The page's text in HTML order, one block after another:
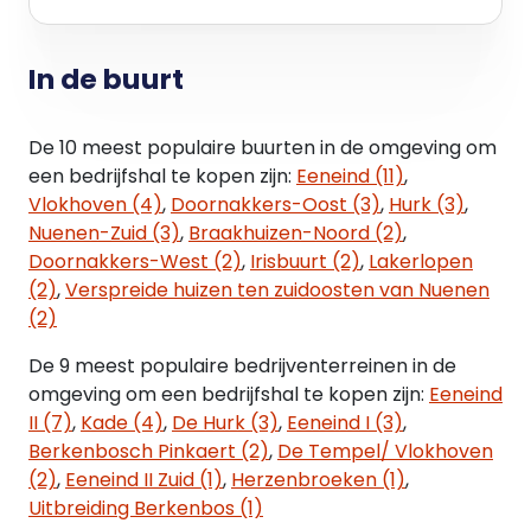
BEDRIJFSRUIMTE
Eerste verdieping (kantoor) 120 m2
Totaal 3.226 m2
PARKEERGELEGENHEID
13 stuks op eigen terrein + buitenterrein
UITBREIDINGSMOGELIJKHEDEN
Ja, doch beperkt
DUURZAAMHEID
Het dak is verhuurd aan One Solar VIII B.V. en
voorzien van een zonnepanelen systeem.
In de buurt
De 10 meest populaire buurten in de omgeving om
een bedrijfshal te kopen zijn: Eeneind (11),
Vlokhoven (4), Doornakkers-Oost (3), Hurk (3),
Nuenen-Zuid (3), Braakhuizen-Noord (2),
Doornakkers-West (2), Irisbuurt (2), Lakerlopen
(2),Verspreide huizen ten zuidoosten van Nuenen
(2)
De 9 meest populaire bedrijventerreinen in de
omgeving om een bedrijfshal te kopen zijn: Eeneind
II (7), Kade (4), De Hurk (3), Eeneind I (3),
Berkenbosch Pinkaert (2), De Tempel/ Vlokhoven
(2), Eeneind II Zuid (1), Herzenbroeken (1),
Uitbreiding Berkenbos (1)